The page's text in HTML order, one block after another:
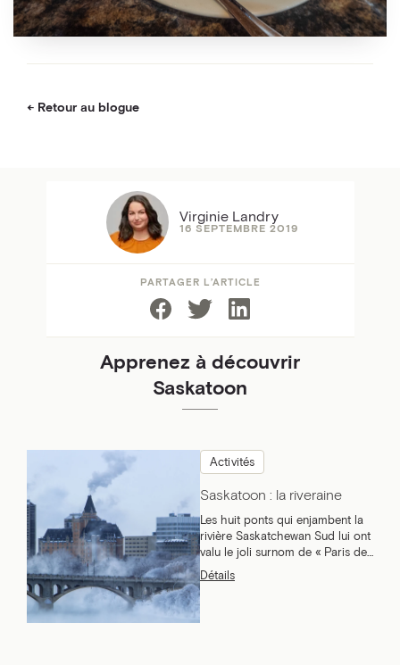
Retour au blogue
Virginie Landry
16 SEPTEMBRE 2019
PARTAGER L’ARTICLE
Apprenez à découvrir
Saskatoon
Activités
Saskatoon : la riveraine
Les huit ponts qui enjambent la
rivière Saskatchewan Sud lui ont
valu le joli surnom de « Paris des
Prairies ». Nul doute, le charme
Détails